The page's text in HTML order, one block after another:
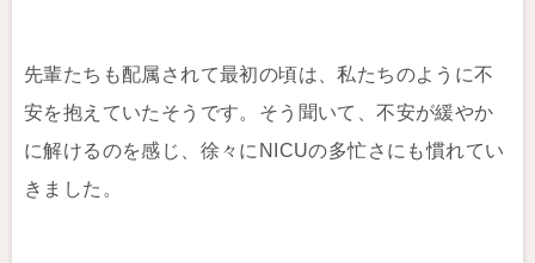
先輩たちも配属されて最初の頃は、私たちのように不
安を抱えていたそうです。そう聞いて、不安が緩やか
に解けるのを感じ、徐々にNICUの多忙さにも慣れてい
きました。